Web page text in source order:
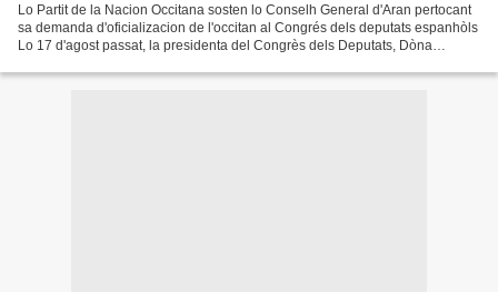
Lo Partit de la Nacion Occitana sosten lo Conselh General d'Aran pertocant
sa demanda d'oficializacion de l'occitan al Congrés dels deputats espanhòls
Lo 17 d'agost passat, la presidenta del Congrès dels Deputats, Dòna